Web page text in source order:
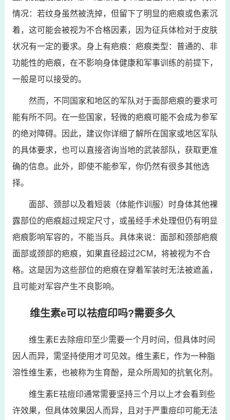
情况：若纹身虽然被洗掉，但留下了明显的疤痕或色素沉
着，这可能会被视为不合格因素，因为征兵体检对于皮肤
状况有一定的要求。身上有疤痕：疤痕类型：普通的、非
功能性的疤痕，在不影响身体健康和军事训练的前提下，
一般是可以接受的。
然而，不同国家和地区的军队对于面部疤痕的要求可
能有所不同。在一些国家，轻微的疤痕可能不会成为参军
的绝对障碍。因此，建议你详细了解所在国家或地区军队
的具体要求，也可以直接咨询当地的武装部队，获取更准
确的信息。此外，即使不能参军，你仍然有很多其他选
择。
面部、颈部以及着短装（体能作训服）时身体其他裸
露部位的疤痕超过规定尺寸，或虽经手术处理但仍有明显
疤痕影响军容的，不能当兵。具体来说：面部和颈部疤痕
面部或颈部的疤痕，如果直径超过2CM，将被视为不合
格。这是因为这些部位的疤痕在穿着军装时无法被遮盖，
且可能对军容产生不良影响。
维生素e可以祛痘印吗?需要多久
维生素E去除痘印至少需要一个月时间，但具体时间
因人而异，需坚持使用才可见效。维生素E，作为一种脂
溶性维生素，也被称为生育酚，是众所周知的抗氧化剂。
维生素E祛痘印通常需要坚持三个月以上才会看到些
许效果，但具体效果因人而异，且对于严重痘印可能无法